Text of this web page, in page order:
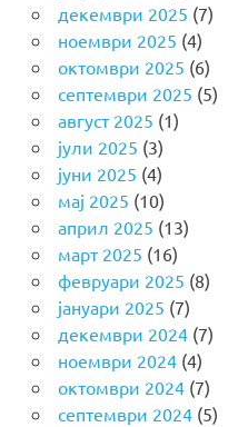
декември 2025 (7)
ноември 2025 (4)
октомври 2025 (6)
септември 2025 (5)
август 2025 (1)
јули 2025 (3)
јуни 2025 (4)
мај 2025 (10)
април 2025 (13)
март 2025 (16)
февруари 2025 (8)
јануари 2025 (7)
декември 2024(7)
ноември 2024(4)
октомври 2024(7)
септември 2024(5)